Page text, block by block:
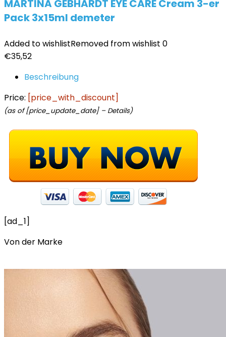
MARTINA GEBHARDT EYE CARE Cream 3-er
Pack 3x15ml demeter
Added to wishlistRemoved from wishlist 0
€35,52
Beschreibung
Price: [price_with_discount]
(as of [price_update_date] – Details)
[ad_1]
Von der Marke